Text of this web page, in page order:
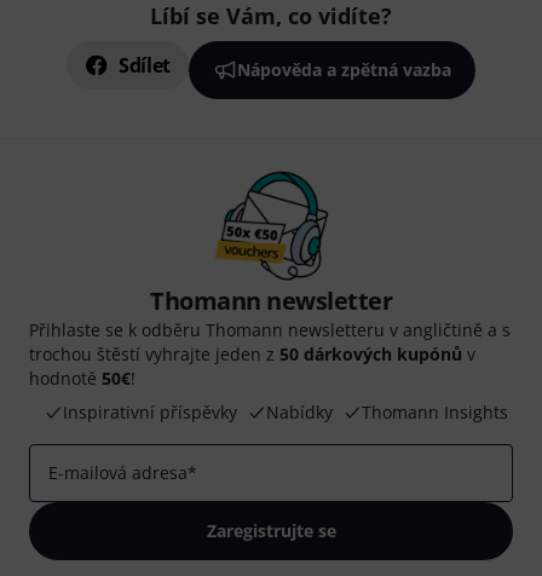
Líbí se Vám, co vidíte?
Sdílet Nápověda a zpětná vazba
Thomann newsletter
Přihlaste se k odběru Thomann newsletteru v angličtině a s
trochou štěstí vyhrajte jeden z 50 dárkových kupónů v
hodnotě 50€!
Inspirativní příspěvky
Nabídky Thomann Insights
E-mailová adresa*
Zaregistrujte se